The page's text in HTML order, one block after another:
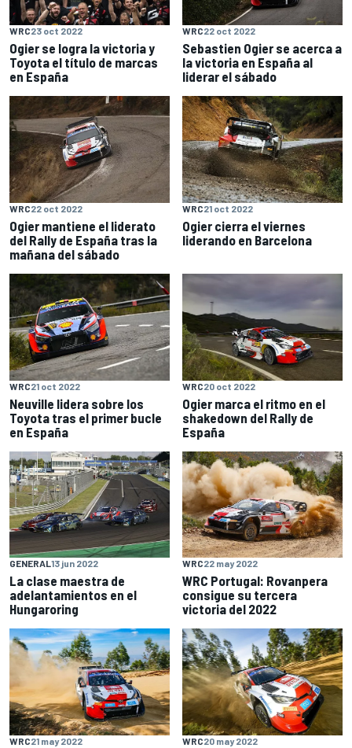
WRC23 oct 2022
Ogier se logra la victoria y
Toyota el título de marcas
en España
WRC22 oct 2022
Sebastien Ogier se acerca a
la victoria en España al
liderar el sábado
WRC22 oct 2022
Ogier mantiene el liderato
del Rally de España tras la
mañana del sábado
WRC21 oct 2022
Ogier cierra el viernes
liderando en Barcelona
WRC21 oct 2022
Neuville lidera sobre los
Toyota tras el primer bucle
en España
WRC20 oct 2022
Ogier marca el ritmo en el
shakedown del Rally de
España
GENERAL13 jun 2022
La clase maestra de
adelantamientos en el
Hungaroring
WRC22 may 2022
WRC Portugal: Rovanpera
consigue su tercera
victoria del 2022
WRC21 may 2022 WRC20 may 2022